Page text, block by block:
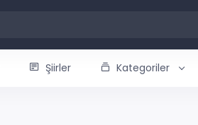
Şiirler Kategoriler